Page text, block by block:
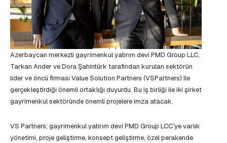
Azerbaycan merkezli gayrimenkul yatırım devi PMD Group LLC,
Tarkan Ander ve Dora Şahintürk tarafından kurulan sektörün
lider ve öncü firması Value Solution Partners (VSPartners) ile
gerçekleştirdiği önemli ortaklığı duyurdu. Bu iş birliği ile iki şirket
gayrimenkul sektöründe önemli projelere imza atacak.
VS Partners; gayrimenkul yatırım devi PMD Group LCC’ye varlık
yönetimi, proje geliştirme, konsept geliştirme, özel perakende